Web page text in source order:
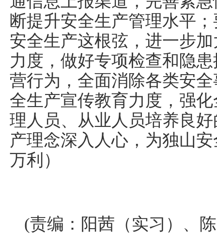
断提升安全生产管理水平
安全生产这根弦，进一步
力度，做好专项检查和隐
营行为，全面消除各类安
全生产宣传教育力度，强
理人员、从业人员培养良
产理念深入人心，为独山
万利）
(责编：阳茜（实习）、